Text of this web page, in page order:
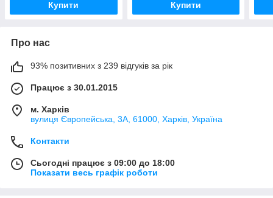
Купити Купити
Про нас
93% позитивних з 239 відгуків за рік
Працює з 30.01.2015
м. Харків
вулиця Європейська, 3А, 61000, Харків, Україна
Контакти
Сьогодні працює з 09:00 до 18:00
Показати весь графік роботи